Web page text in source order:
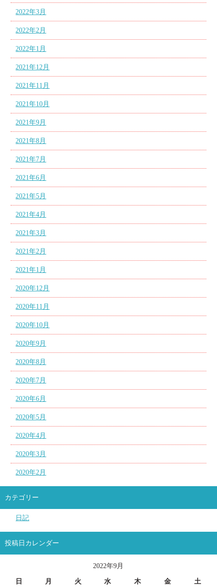
2022年3月
2022年2月
2022年1月
2021年12月
2021年11月
2021年10月
2021年9月
2021年8月
2021年7月
2021年6月
2021年5月
2021年4月
2021年3月
2021年2月
2021年1月
2020年12月
2020年11月
2020年10月
2020年9月
2020年8月
2020年7月
2020年6月
2020年5月
2020年4月
2020年3月
2020年2月
カテゴリー
日記
投稿日カレンダー
2022年9月
日 月 火 水 木 金 土